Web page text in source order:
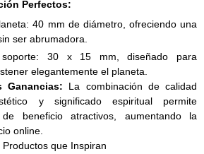
Perfectos:
40 mm de diámetro, ofreciendo una
ser abrumadora.
soporte: 30 x 15 mm, diseñado para
elegantemente el planeta.
Ganancias: La combinación de calidad
y significado espiritual permite
beneficio atractivos, aumentando la
online.
que Inspiran